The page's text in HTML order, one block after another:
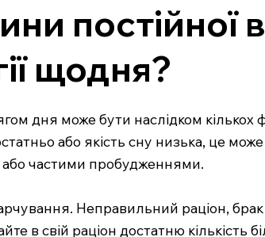
постійної
щодня?
дня може бути наслідком
або якість сну низька, це
частими пробудженнями.
Неправильний раціон,
в свій раціон достатню кількість